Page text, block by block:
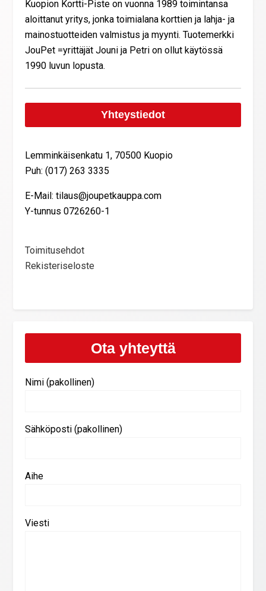
Kuopion Kortti-Piste on vuonna 1989 toimintansa
aloittanut yritys, jonka toimialana korttien ja lahja- ja
mainostuotteiden valmistus ja myynti. Tuotemerkki
JouPet =yrittäjät Jouni ja Petri on ollut käytössä
1990 luvun lopusta.
Yhteystiedot
Lemminkäisenkatu 1, 70500 Kuopio
Puh: (017) 263 3335
E-Mail: tilaus@joupetkauppa.com
Y-tunnus 0726260-1
Toimitusehdot
Rekisteriseloste
Ota yhteyttä
Nimi (pakollinen)
Sähköposti (pakollinen)
Aihe
Viesti